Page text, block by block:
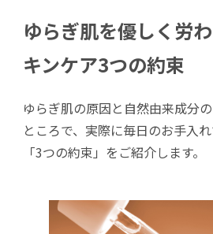
ゆらぎ肌を優しく労
キンケア3つの約束
ゆらぎ肌の原因と自然由来成分
ところで、実際に毎日のお手入
「3つの約束」をご紹介します。